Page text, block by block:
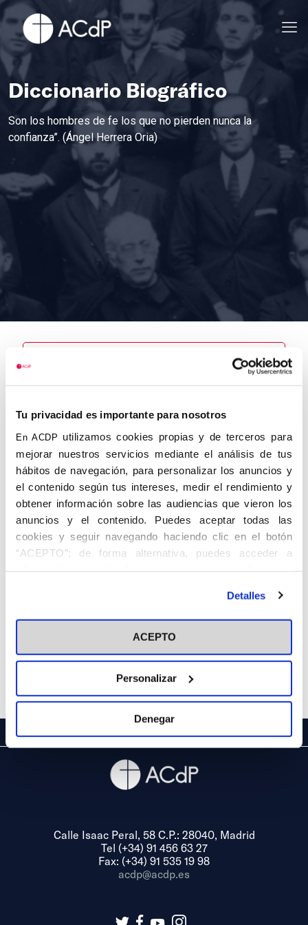
Tu privacidad es importante para nosotros
En ACDP utilizamos cookies propias y de terceros para
mejorar nuestros servicios mediante el análisis de tus
hábitos de navegación, para personalizar los anuncios y
el contenido según tus intereses, medir el rendimiento y
obtener información sobre las audiencias que vieron los
anuncios y el contenido. Puedes aceptar todas las
cookies y seguir navegando haciendo clic en el botón
“ACEPTO”; de forma alternativa, puedes acceder a
información más detallada y cambiar tus preferencias
en el botón "Personalizar". Para más información puedes
visitar nuestra Política de Cookies
Detalles
ACEPTO
Personalizar
Denegar
Diccionario Biográfico
Son los hombres de fe los que no pierden nunca la
confianza”. (Ángel Herrera Oria)
Recuero
López,
Antonio
Autor
Centro de
adscripción
Murcia
Fecha de
nacimiento
01/01/1919
Lugar de
Fecha de
defunción
Lugar de
defunción
Calle Isaac Peral, 58 C.P.: 28040, Madrid
Tel (+34) 91 456 63 27
Fax: (+34) 91 535 19 98
acdp@acdp.es